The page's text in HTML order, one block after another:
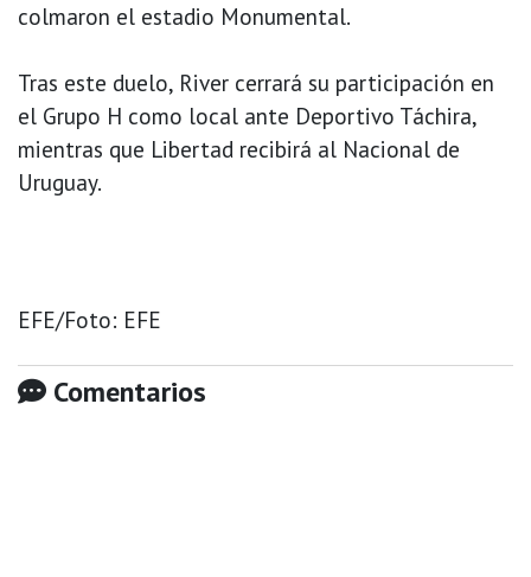
colmaron el estadio Monumental.
Tras este duelo, River cerrará su participación en
el Grupo H como local ante Deportivo Táchira,
mientras que Libertad recibirá al Nacional de
Uruguay.
EFE/Foto: EFE
Comentarios